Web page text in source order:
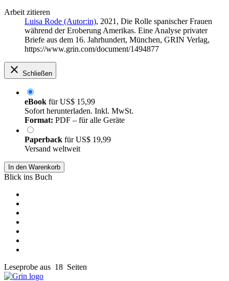
Arbeit zitieren
Luisa Rode (Autor:in), 2021, Die Rolle spanischer Frauen
während der Eroberung Amerikas. Eine Analyse privater
Briefe aus dem 16. Jahrhundert, München, GRIN Verlag,
https://www.grin.com/document/1494877
Schließen
eBook fürUS$ 15,99
Sofort herunterladen. Inkl. MwSt.
Format: PDF – für alle Geräte
Paperback fürUS$ 19,99
Versand weltweit
In den Warenkorb
Blick ins Buch
Leseprobe aus 18 Seiten